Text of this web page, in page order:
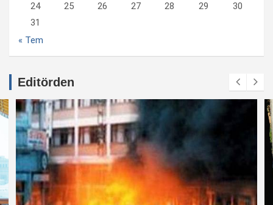
24
25 26 27 28 29
30
31
« Tem
Editörden